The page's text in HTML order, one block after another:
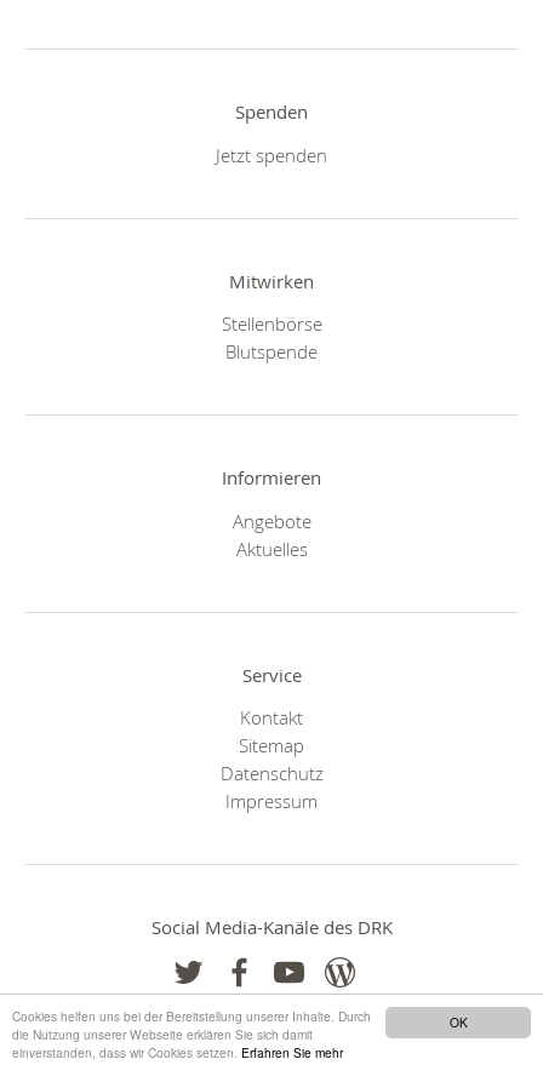
OK
Cookies helfen uns bei der Bereitstellung unserer Inhalte. Durch
die Nutzung unserer Webseite erklären Sie sich damit
einverstanden, dass wir Cookies setzen. Erfahren Sie mehr
Spenden
Jetzt spenden
Mitwirken
Stellenbörse
Blutspende
Informieren
Angebote
Aktuelles
Service
Kontakt
Sitemap
Datenschutz
Impressum
Social Media-Kanäle des DRK